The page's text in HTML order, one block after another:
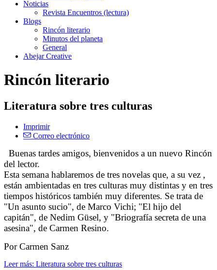
Noticias
Revista Encuentros (lectura)
Blogs
Rincón literario
Minutos del planeta
General
Abejar Creative
Rincón literario
Literatura sobre tres culturas
Imprimir
Correo electrónico
Buenas tardes amigos, bienvenidos a un nuevo Rincón
del lector.
Esta semana hablaremos de tres novelas que, a su vez ,
están ambientadas en tres culturas muy distintas y en tres
tiempos históricos también muy diferentes. Se trata de
"Un asunto sucio", de Marco Vichi; "El hijo del
capitán", de Nedim Güsel, y "Briografía secreta de una
asesina", de Carmen Resino.
Por Carmen Sanz
Leer más: Literatura sobre tres culturas